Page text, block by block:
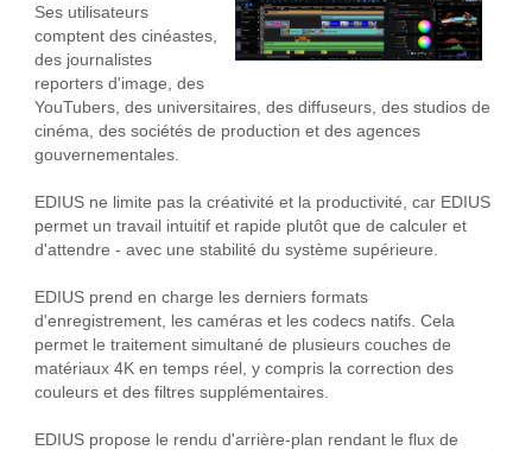
Ses utilisateurs
comptent des cinéastes,
des journalistes
reporters d'image, des
YouTubers, des universitaires, des diffuseurs, des studios de
cinéma, des sociétés de production et des agences
gouvernementales.
EDIUS ne limite pas la créativité et la productivité, car EDIUS
permet un travail intuitif et rapide plutôt que de calculer et
d'attendre - avec une stabilité du système supérieure.
EDIUS prend en charge les derniers formats
d'enregistrement, les caméras et les codecs natifs. Cela
permet le traitement simultané de plusieurs couches de
matériaux 4K en temps réel, y compris la correction des
couleurs et des filtres supplémentaires.
EDIUS propose le rendu d'arrière-plan rendant le flux de